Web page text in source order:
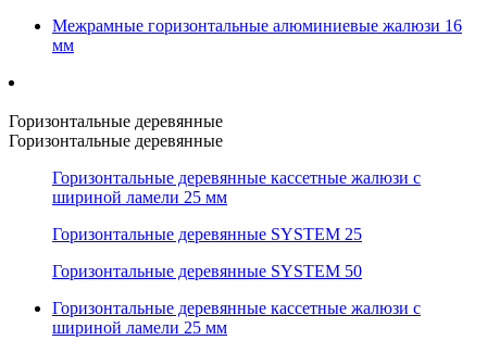
Межрамные горизонтальные алюминиевые жалюзи 16
мм
Горизонтальные деревянные
Горизонтальные деревянные
Горизонтальные деревянные кассетные жалюзи с
шириной ламели 25 мм
Горизонтальные деревянные SYSTEM 25
Горизонтальные деревянные SYSTEM 50
Горизонтальные деревянные кассетные жалюзи с
шириной ламели 25 мм